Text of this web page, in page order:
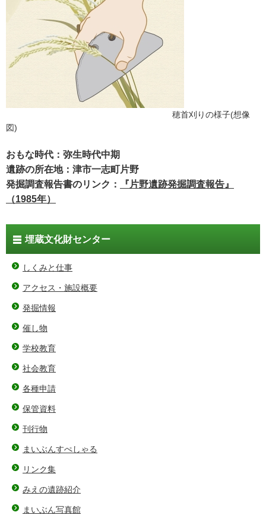
穂首刈りの様子(想像
図)
おもな時代：弥生時代中期
遺跡の所在地：津市一志町片野
発掘調査報告書のリンク：
『片野遺跡発掘調査報告』
（1985年）
埋蔵文化財センター
しくみと仕事
アクセス・施設概要
発掘情報
催し物
学校教育
社会教育
各種申請
保管資料
刊行物
まいぶんすぺしゃる
リンク集
みえの遺跡紹介
まいぶん写真館